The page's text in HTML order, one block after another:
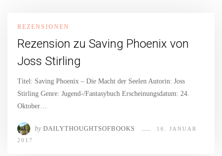
REZENSIONEN
Rezension zu Saving Phoenix von
Joss Stirling
Titel: Saving Phoenix – Die Macht der Seelen Autorin: Joss
Stirling Genre: Jugend-/Fantasybuch Erscheinungsdatum: 24.
Oktober…
by DAILYTHOUGHTSOFBOOKS
16. JANUAR
2017